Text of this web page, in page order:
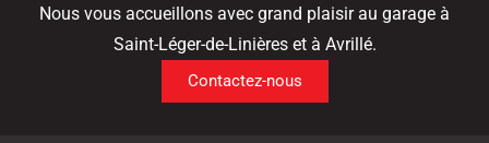
Nous vous accueillons avec grand plaisir au garage à
Saint-Léger-de-Linières et à Avrillé.
Contactez-nous